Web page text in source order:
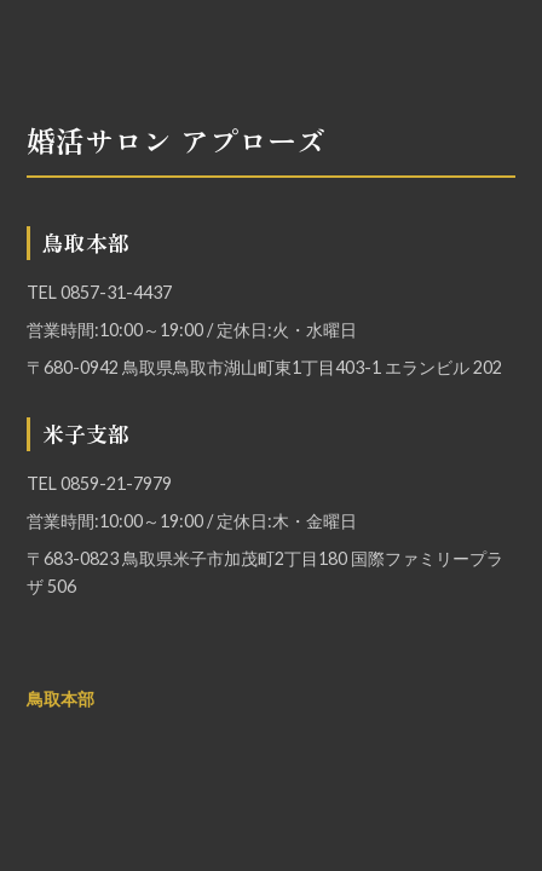
婚活サロン アプローズ
鳥取本部
TEL0857-31-4437
営業時間:10:00～19:00 / 定休日:火・水曜日
〒680-0942 鳥取県鳥取市湖山町東1丁目403-1 エランビル 202
米子支部
TEL0859-21-7979
営業時間:10:00～19:00 / 定休日:木・金曜日
〒683-0823 鳥取県米子市加茂町2丁目180 国際ファミリープラ
ザ 506
鳥取本部